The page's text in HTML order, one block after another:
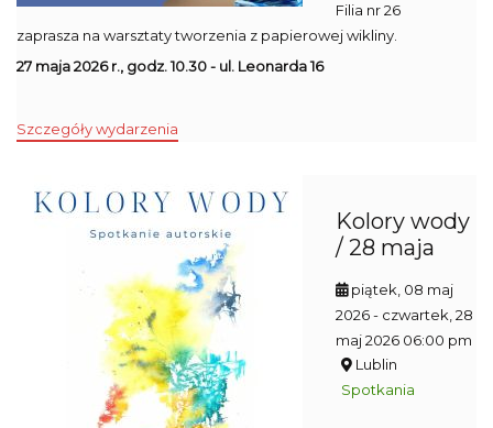
Filia nr 26
zaprasza na warsztaty tworzenia z papierowej wikliny.
27 maja 2026 r., godz. 10.30 - ul. Leonarda 16
Szczegóły wydarzenia
Kolory wody
/ 28 maja
piątek, 08 maj
2026- czwartek, 28
maj 2026 06:00 pm
Lublin
Spotkania